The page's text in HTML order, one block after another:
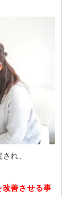
れ、
改善させる事